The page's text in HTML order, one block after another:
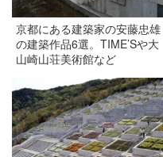
京都にある建築家の安藤忠雄
の建築作品6選。TIME’Sや大
山崎山荘美術館など